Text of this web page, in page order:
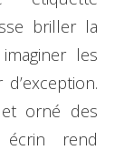
briller la
les
orné des
écrin rend